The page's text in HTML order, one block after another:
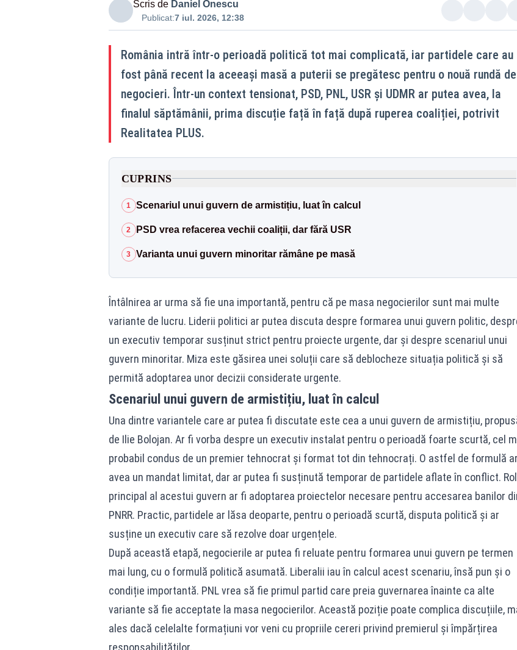
Scris de Daniel Onescu
Publicat:7 iul. 2026, 12:38
România intră într-o perioadă politică tot mai complicată, iar partidele care au
fost până recent la aceeași masă a puterii se pregătesc pentru o nouă rundă de
negocieri. Într-un context tensionat, PSD, PNL, USR și UDMR ar putea avea, la
finalul săptămânii, prima discuție față în față după ruperea coaliției, potrivit
Realitatea PLUS.
CUPRINS
1 Scenariul unui guvern de armistițiu, luat în calcul
2 PSD vrea refacerea vechii coaliții, dar fără USR
3 Varianta unui guvern minoritar rămâne pe masă
Întâlnirea ar urma să fie una importantă, pentru că pe masa negocierilor sunt mai multe
variante de lucru. Liderii politici ar putea discuta despre formarea unui guvern politic,
un executiv temporar susținut strict pentru proiecte urgente, dar și despre scenariul unui
guvern minoritar. Miza este găsirea unei soluții care să deblocheze situația politică și să
permită adoptarea unor decizii considerate urgente.
Scenariul unui guvern de armistițiu, luat în calcul
Una dintre variantele care ar putea fi discutate este cea a unui guvern de armistițiu,
de Ilie Bolojan. Ar fi vorba despre un executiv instalat pentru o perioadă foarte scurtă, cel
probabil condus de un premier tehnocrat și format tot din tehnocrați. O astfel de formulă ar
avea un mandat limitat, dar ar putea fi susținută temporar de partidele aflate în conflict.
principal al acestui guvern ar fi adoptarea proiectelor necesare pentru accesarea banilor
PNRR. Practic, partidele ar lăsa deoparte, pentru o perioadă scurtă, disputa politică și ar
susține un executiv care să rezolve doar urgențele.
După această etapă, negocierile ar putea fi reluate pentru formarea unui guvern pe termen
mai lung, cu o formulă politică asumată. Liberalii iau în calcul acest scenariu, însă pun și o
condiție importantă. PNL vrea să fie primul partid care preia guvernarea înainte ca alte
variante să fie acceptate la masa negocierilor. Această poziție poate complica discuțiile,
ales dacă celelalte formațiuni vor veni cu propriile cereri privind premierul și împărțirea
responsabilităților.